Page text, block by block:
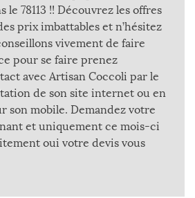
le 78113 !! Découvrez les offres
prix imbattables et n’hésitez
vivement de faire
pour se faire prenez
avec Artisan Coccoli par le
de son site internet ou en
son mobile. Demandez votre
et uniquement ce mois-ci
oui votre devis vous